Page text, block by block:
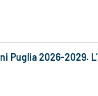
Puglia 2026-2029.